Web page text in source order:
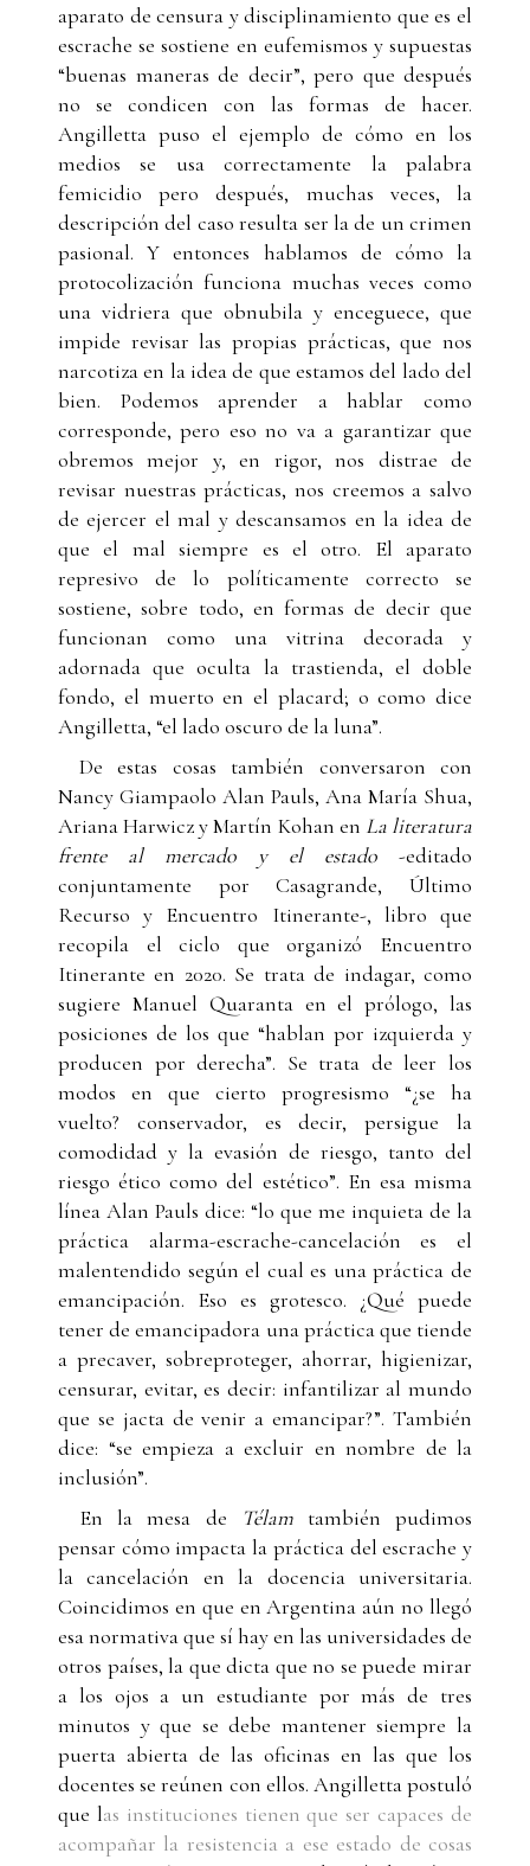
aparato de censura y disciplinamiento que es el
escrache se sostiene en eufemismos y supuestas
“buenas maneras de decir”, pero que después
no se condicen con las formas de hacer.
Angilletta puso el ejemplo de cómo en los
medios se usa correctamente la palabra
femicidio pero después, muchas veces, la
descripción del caso resulta ser la de un crimen
pasional. Y entonces hablamos de cómo la
protocolización funciona muchas veces como
una vidriera que obnubila y enceguece, que
impide revisar las propias prácticas, que nos
narcotiza en la idea de que estamos del lado del
bien. Podemos aprender a hablar como
corresponde, pero eso no va a garantizar que
obremos mejor y, en rigor, nos distrae de
revisar nuestras prácticas, nos creemos a salvo
de ejercer el mal y descansamos en la idea de
que el mal siempre es el otro. El aparato
represivo de lo políticamente correcto se
sostiene, sobre todo, en formas de decir que
funcionan como una vitrina decorada y
adornada que oculta la trastienda, el doble
fondo, el muerto en el placard; o como dice
Angilletta, “el lado oscuro de la luna”.
De estas cosas también conversaron con
Nancy Giampaolo Alan Pauls, Ana María Shua,
Ariana Harwicz y Martín Kohan en La literatura
frente al mercado y el estado -editado
conjuntamente por Casagrande, Último
Recurso y Encuentro Itinerante-, libro que
recopila el ciclo que organizó Encuentro
Itinerante en 2020. Se trata de indagar, como
sugiere Manuel Quaranta en el prólogo, las
posiciones de los que “hablan por izquierda y
producen por derecha”. Se trata de leer los
modos en que cierto progresismo “¿se ha
vuelto? conservador, es decir, persigue la
comodidad y la evasión de riesgo, tanto del
riesgo ético como del estético”. En esa misma
línea Alan Pauls dice: “lo que me inquieta de la
práctica alarma-escrache-cancelación es el
malentendido según el cual es una práctica de
emancipación. Eso es grotesco. ¿Qué puede
tener de emancipadora una práctica que tiende
a precaver, sobreproteger, ahorrar, higienizar,
censurar, evitar, es decir: infantilizar al mundo
que se jacta de venir a emancipar?”. También
dice: “se empieza a excluir en nombre de la
inclusión”.
En la mesa de Télamtambién pudimos
pensar cómo impacta la práctica del escrache y
la cancelación en la docencia universitaria.
Coincidimos en que en Argentina aún no llegó
esa normativa que sí hay en las universidades de
otros países, la que dicta que no se puede mirar
a los ojos a un estudiante por más de tres
minutos y que se debe mantener siempre la
puerta abierta de las oficinas en las que los
docentes se reúnen con ellos. Angilletta postuló
que las instituciones tienen que ser capaces de
acompañar la resistencia a ese estado de cosas